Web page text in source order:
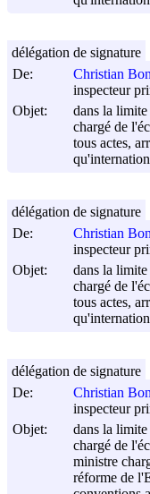
De:
Christian
inspecteur
Objet:
dans la
chargé de
tous actes,
délégation de signature
De:
Christian
inspecteur
Objet:
dans la
chargé de
tous actes,
délégation de signature
De:
Christian
inspecteur
Objet:
dans la
chargé de
ministre
réforme de
délégation de signature